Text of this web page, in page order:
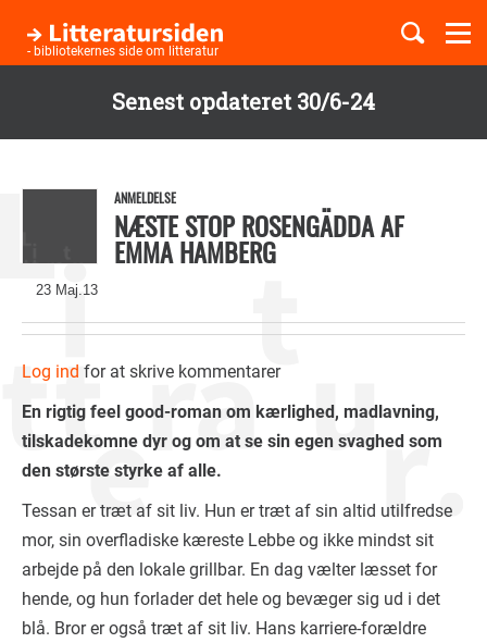
Senest opdateret 30/6-24
hovedindhold
- bibliotekernes side om litteratur
Børnebøger
23 Maj.13
ANMELDELSE
NÆSTE STOP ROSENGÄDDA AF
EMMA HAMBERG
Log ind for at skrive kommentarer
En rigtig feel good-roman om kærlighed, madlavning,
tilskadekomne dyr og om at se sin egen svaghed som
den største styrke af alle.
Tessan er træt af sit liv. Hun er træt af sin altid utilfredse
mor, sin overfladiske kæreste Lebbe og ikke mindst sit
arbejde på den lokale grillbar. En dag vælter læsset for
hende, og hun forlader det hele og bevæger sig ud i det
blå. Bror er også træt af sit liv. Hans karriere-forældre